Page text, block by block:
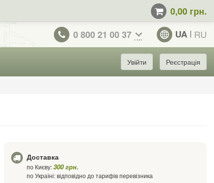
0,00 грн.
0 800 21 00 37 UA RU
Увійти Реєстрація
Доставка
по Києву:300 грн.
по Україні: відповідно до тарифів перевізника